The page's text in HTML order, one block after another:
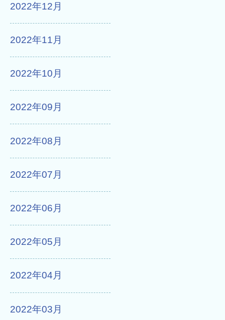
2022年12月
2022年11月
2022年10月
2022年09月
2022年08月
2022年07月
2022年06月
2022年05月
2022年04月
2022年03月